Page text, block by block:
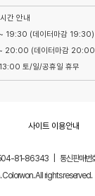
간 안내
19:30 (데이터마감 19:30)
20:00 (데이터마감
토/일/공휴일 휴무
사이트 이용안내
504-81-86343
통신판매
All rights reserved.